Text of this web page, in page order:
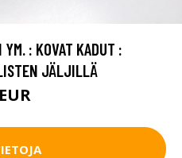
: KOVAT KADUT :
JÄLJILLÄ